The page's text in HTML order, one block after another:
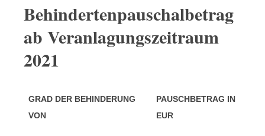
Behindertenpauschalbetrag
ab Veranlagungszeitraum
2021
GRAD DER BEHINDERUNG
VON
PAUSCHBETRAG IN
EUR